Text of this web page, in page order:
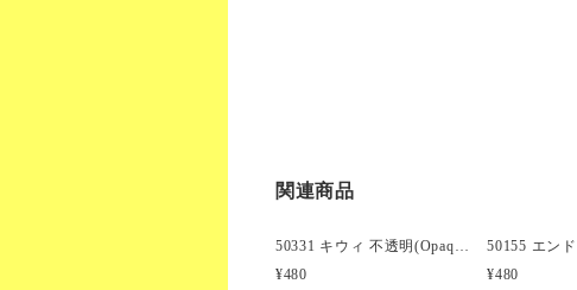
関連商品
50331 キウィ 不透明(Opaque) 9x6mm(標準) バレル ポニービーズ (100個)
¥480
¥480